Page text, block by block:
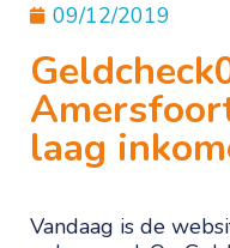
09/12/2019
laag
Vandaag is de